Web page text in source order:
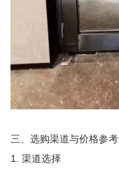
三、选购渠道与价格参考
1. 渠道选择